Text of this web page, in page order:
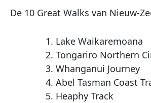
De 10 Great Walks van Nieuw-
Lake Waikaremoana
Tongariro Northern
Whanganui Journey
Abel Tasman Coast
Heaphy Track